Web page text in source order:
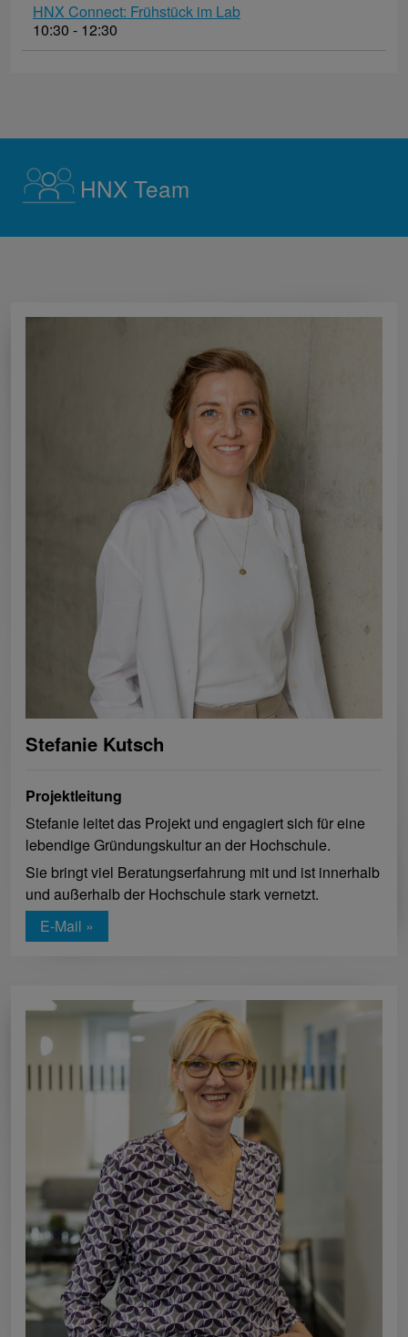
HNX Connect: Frühstück im Lab
10:30 - 12:30
HNX Team
Stefanie Kutsch
Projektleitung
Stefanie leitet das Projekt und engagiert sich für eine
lebendige Gründungskultur an der Hochschule.
Sie bringt viel Beratungserfahrung mit und ist innerhalb
und außerhalb der Hochschule stark vernetzt.
E-Mail »